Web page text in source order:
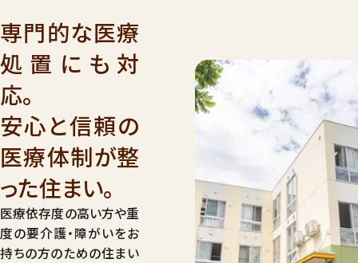
専門的な医療
処置にも対
応。
安心と信頼の
医療体制が整
った住まい。
医療依存度の高い方や重
度の要介護・障がいをお
持ちの方のための住まい